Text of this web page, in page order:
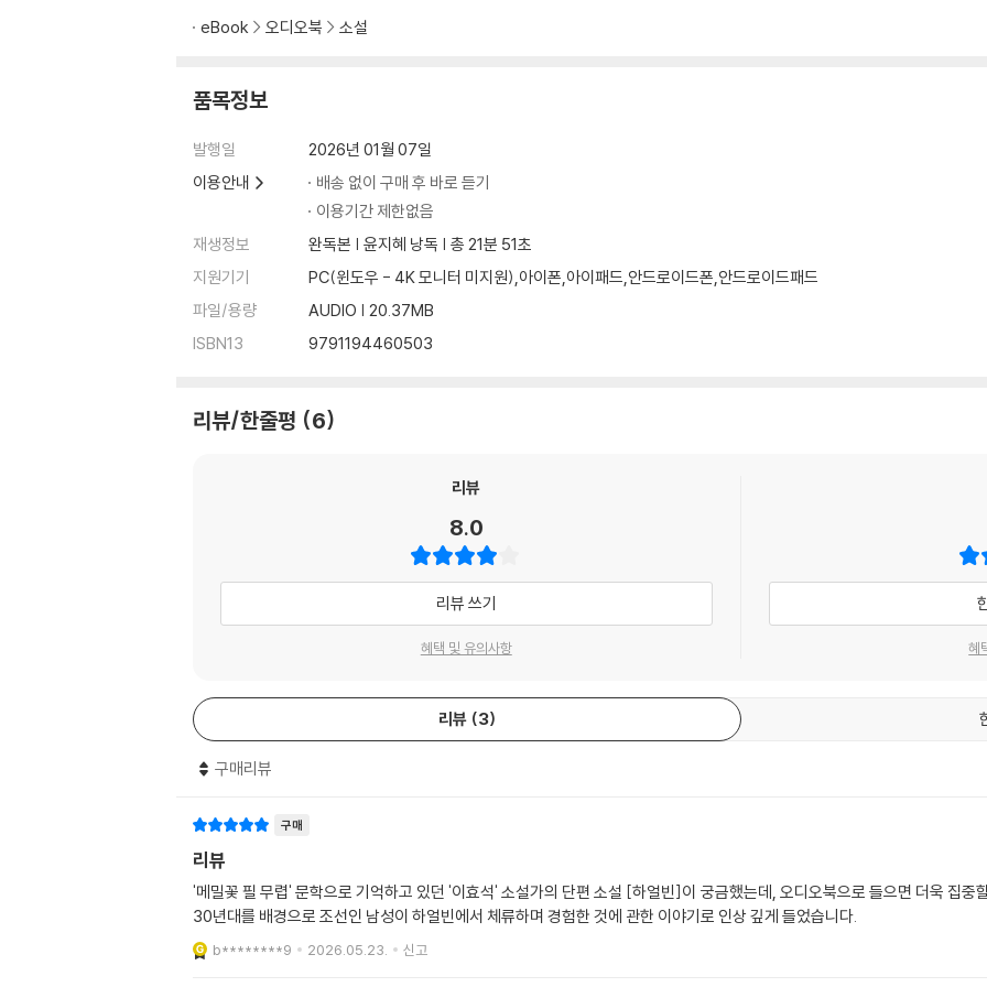
eBook 오디오북 소설
품목정보
발행일
2026년 01월 07일
이용안내
배송 없이 구매 후 바로 듣기
이용기간 제한없음
재생정보
완독본 | 윤지혜 낭독 | 총 21분 51초
지원기기
PC(윈도우 - 4K 모니터 미지원),아이폰,아이패드,안드로이드폰,안드로이드패드
파일/용량
AUDIO | 20.37MB
ISBN13
9791194460503
리뷰/한줄평 6
리뷰
8.0
리뷰 쓰기
혜택 및 유의사항 혜
리뷰 3
구매리뷰
구매
리뷰
'메밀꽃 필 무렵' 문학으로 기억하고 있던 '이효석' 소설가의 단편 소설 [하얼빈]이 궁금했는데, 오디오북으로 들으면 더욱 집중
30년대를 배경으로 조선인 남성이 하얼빈에서 체류하며 경험한 것에 관한 이야기로 인상 깊게 들었습니다.
b********9 2026.05.23. 신고